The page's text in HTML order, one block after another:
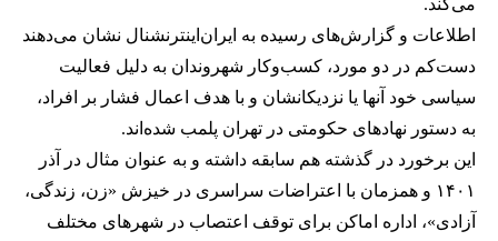
اطلاعات و گزارش‌های رسیده به ایران‌اینترنشنال نشان می‌دهند
دست‌کم در دو مورد، کسب‌وکار شهروندان به دلیل فعالیت
سیاسی خود آنها یا نزدیکانشان و با هدف اعمال فشار بر افراد،
به دستور نهادهای حکومتی در تهران پلمب شده‌اند.
این برخورد در گذشته هم سابقه داشته و به عنوان مثال در آذر
۱۴۰۱ و همزمان با اعتراضات سراسری در خیزش «زن، زندگی،
آزادی»، اداره اماکن برای توقف اعتصاب در شهرهای مختلف